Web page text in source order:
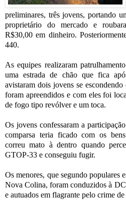
preliminares, três jovens, portando
proprietário do mercado e
R$30,00 em dinheiro.
440.
As equipes realizaram
uma estrada de chão que fica
avistaram dois jovens se
foram apreendidos e com eles foi
de fogo tipo revólver e um toca.
Os jovens confessaram a
comparsa teria ficado com os
correu mato à dentro quando
GTOP-33 e conseguiu fugir.
Os menores, que segundo populares
Nova Colina, foram conduzidos à
e autuados em flagrante pelo crime